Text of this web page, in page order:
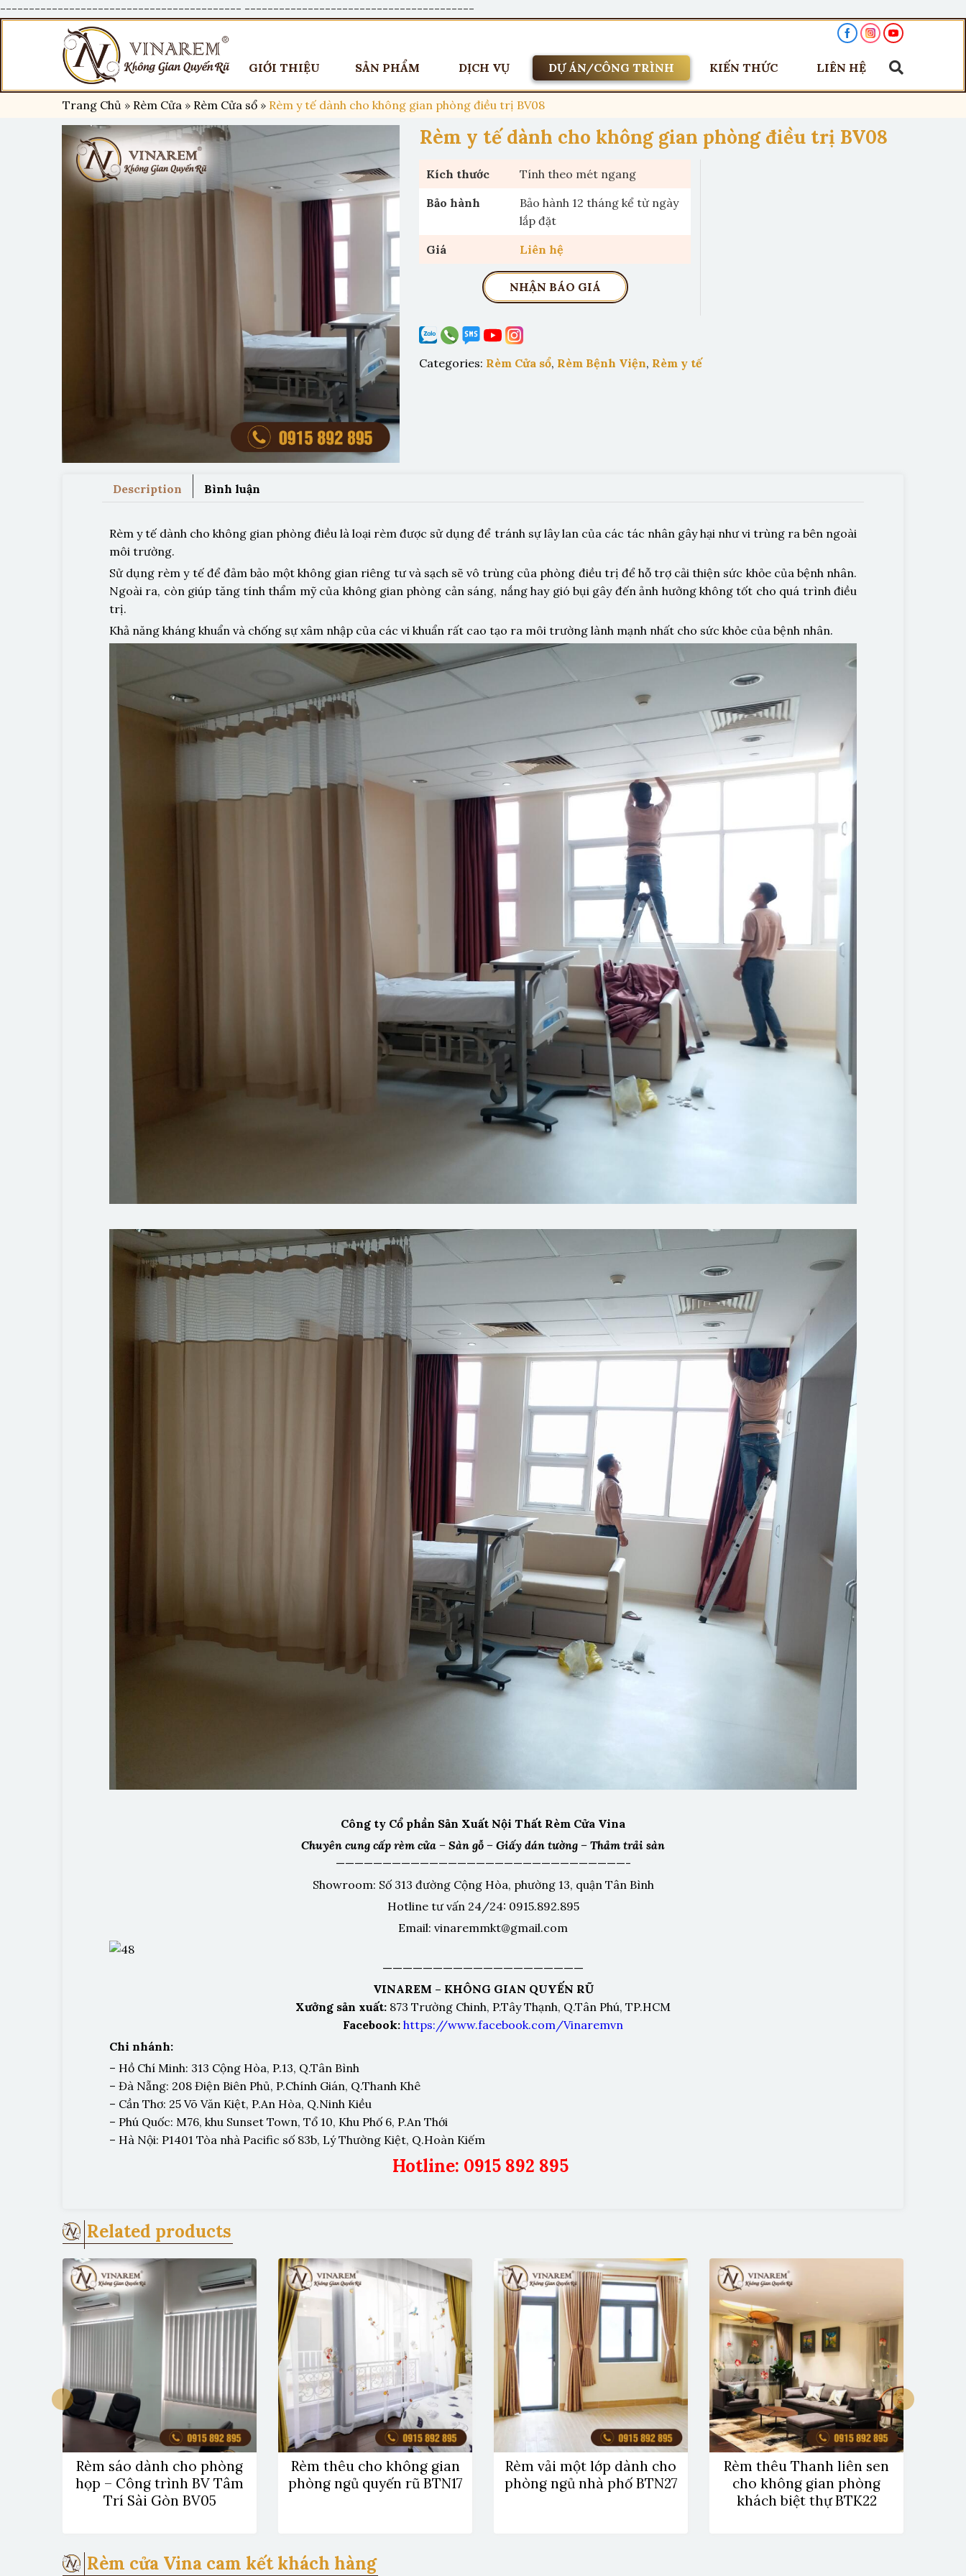
------------------------------------------ ----------------------------------------
GIỚI THIỆU SẢN PHẨM DỊCH VỤ DỰ ÁN/CÔNG TRÌNH KIẾN THỨC LIÊN HỆ
Trang Chủ » Rèm Cửa » Rèm Cửa sổ » Rèm y tế dành cho không gian phòng điều trị BV08
Rèm y tế dành cho không gian phòng điều trị BV08
Kích thước
Tính theo mét ngang
Bảo hành
Bảo hành 12 tháng kể từ ngày
lắp đặt
Giá
Liên hệ
NHẬN BÁO GIÁ
Categories: Rèm Cửa sổ, Rèm Bệnh Viện, Rèm y tế
Description Bình luận
Rèm y tế dành cho không gian phòng điều là loại rèm được sử dụng để tránh sự lây lan của các tác nhân gây hại như vi trùng ra bên ngoài
môi trường.
Sử dụng rèm y tế để đảm bảo một không gian riêng tư và sạch sẽ vô trùng của phòng điều trị để hỗ trợ cải thiện sức khỏe của bệnh nhân.
Ngoài ra, còn giúp tăng tính thẩm mỹ của không gian phòng cản sáng, nắng hay gió bụi gây đến ảnh hưởng không tốt cho quá trình điều
trị.
Khả năng kháng khuẩn và chống sự xâm nhập của các vi khuẩn rất cao tạo ra môi trường lành mạnh nhất cho sức khỏe của bệnh nhân.
Công ty Cổ phần Sản Xuất Nội Thất Rèm Cửa Vina
Chuyên cung cấp rèm cửa – Sàn gỗ – Giấy dán tường – Thảm trải sàn
———————————————————————————————-
Showroom: Số 313 đường Cộng Hòa, phường 13, quận Tân Bình
Hotline tư vấn 24/24: 0915.892.895
Email: vinaremmkt@gmail.com
————————————————————
VINAREM – KHÔNG GIAN QUYẾN RŨ
Xưởng sản xuất: 873 Trường Chinh, P.Tây Thạnh, Q.Tân Phú, TP.HCM
Facebook: https://www.facebook.com/Vinaremvn
Chi nhánh:
– Hồ Chí Minh: 313 Cộng Hòa, P.13, Q.Tân Bình
– Đà Nẵng: 208 Điện Biên Phủ, P.Chính Gián, Q.Thanh Khê
– Cần Thơ: 25 Võ Văn Kiệt, P.An Hòa, Q.Ninh Kiều
– Phú Quốc: M76, khu Sunset Town, Tổ 10, Khu Phố 6, P.An Thới
– Hà Nội: P1401 Tòa nhà Pacific số 83b, Lý Thường Kiệt, Q.Hoàn Kiếm
Hotline: 0915 892 895
Related products
Rèm sáo dành cho phòng
họp – Công trình BV Tâm
Trí Sài Gòn BV05
Rèm thêu cho không gian
phòng ngủ quyến rũ BTN17
Rèm vải một lớp dành cho
phòng ngủ nhà phố BTN27
Rèm thêu Thanh liên sen
cho không gian phòng
khách biệt thự BTK22
Rèm cửa Vina cam kết khách hàng